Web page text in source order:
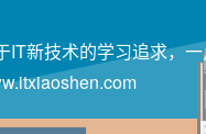
IT新技术的学习追求，